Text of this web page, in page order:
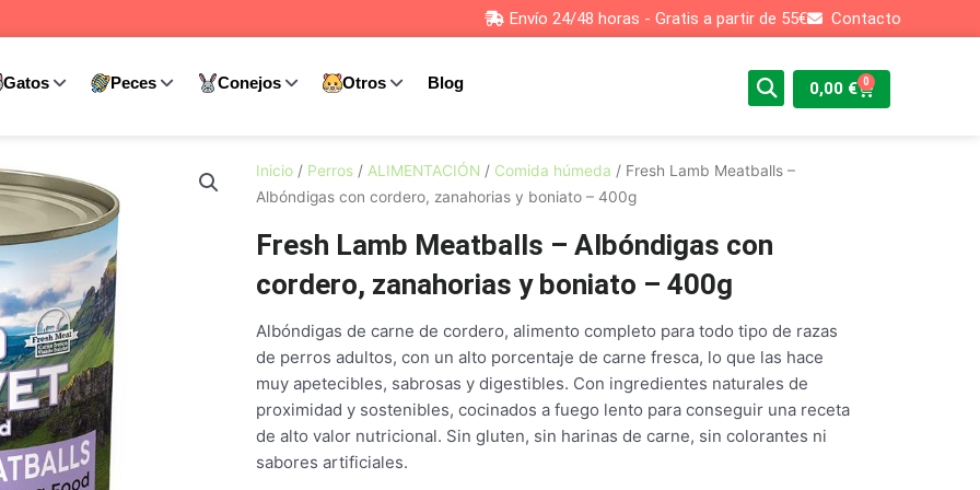
Envío 24/48 horas - Gratis a partir de 55€ Contacto
Gatos Peces Conejos Otros Blog 0,00 € 0
Cart
Inicio / Perros / ALIMENTACIÓN / Comida húmeda / Fresh Lamb Meatballs –
Albóndigas con cordero, zanahorias y boniato – 400g
Fresh Lamb Meatballs – Albóndigas con
cordero, zanahorias y boniato – 400g
Albóndigas de carne de cordero, alimento completo para todo tipo de razas
de perros adultos, con un alto porcentaje de carne fresca, lo que las hace
muy apetecibles, sabrosas y digestibles. Con ingredientes naturales de
proximidad y sostenibles, cocinados a fuego lento para conseguir una receta
de alto valor nutricional. Sin gluten, sin harinas de carne, sin colorantes ni
sabores artificiales.